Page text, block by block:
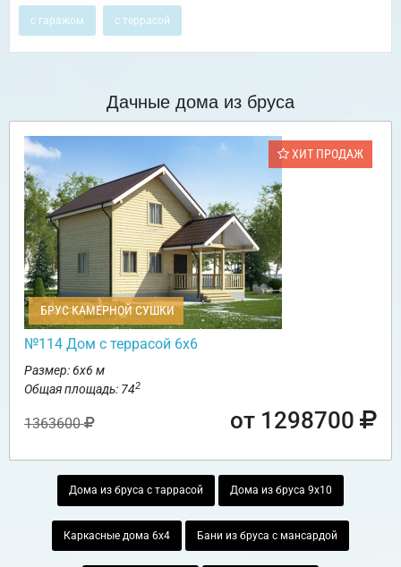
с гаражом с террасой
Дачные дома из бруса
ХИТ ПРОДАЖ
БРУС КАМЕРНОЙ СУШКИ
№114 Дом с террасой 6х6
Размер: 6х6 м
Общая площадь: 742
1363600 от 1298700
Дома из бруса с таррасой Дома из бруса 9х10
Каркасные дома 6х4 Бани из бруса с мансардой